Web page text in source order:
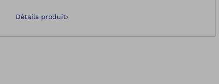
résine à couler. Un mécanisme temporaire destiné à libérer
Détails produit›